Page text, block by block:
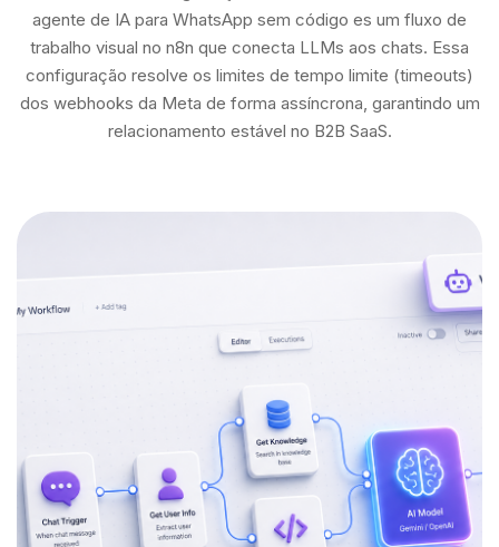
agente de IA para WhatsApp sem código es um fluxo de
trabalho visual no n8n que conecta LLMs aos chats. Essa
configuração resolve os limites de tempo limite (timeouts)
dos webhooks da Meta de forma assíncrona, garantindo um
relacionamento estável no B2B SaaS.